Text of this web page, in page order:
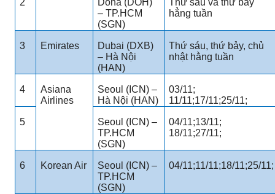
2
Doha (DOH)
– TP.HCM
(SGN)
Thứ sáu và thứ bảy
hẳng tuần
3 Emirates
Dubai (DXB)
– Hà Nội
(HAN)
Thứ sáu, thứ bảy, chủ
nhật hằng tuần
4
Asiana
Airlines
Seoul (ICN) –
Hà Nội (HAN)
03/11;
11/11;17/11;25/11;
5
Seoul (ICN) –
TP.HCM
(SGN)
04/11;13/11;
18/11;27/11;
6 Korean Air
Seoul (ICN) –
TP.HCM
(SGN)
04/11;11/11;18/11;25/11;